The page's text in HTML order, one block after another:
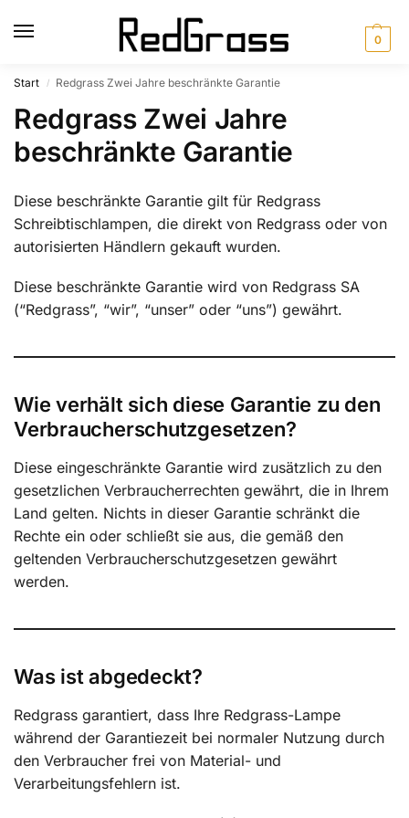
0
Start / Redgrass Zwei Jahre beschränkte Garantie
Redgrass Zwei Jahre
beschränkte Garantie
Diese beschränkte Garantie gilt für Redgrass
Schreibtischlampen, die direkt von Redgrass oder von
autorisierten Händlern gekauft wurden.
Diese beschränkte Garantie wird von Redgrass SA
(“Redgrass”, “wir”, “unser” oder “uns”) gewährt.
Wie verhält sich diese Garantie zu den
Verbraucherschutzgesetzen?
Diese eingeschränkte Garantie wird zusätzlich zu den
gesetzlichen Verbraucherrechten gewährt, die in Ihrem
Land gelten. Nichts in dieser Garantie schränkt die
Rechte ein oder schließt sie aus, die gemäß den
geltenden Verbraucherschutzgesetzen gewährt
werden.
Was ist abgedeckt?
Redgrass garantiert, dass Ihre Redgrass-Lampe
während der Garantiezeit bei normaler Nutzung durch
den Verbraucher frei von Material- und
Verarbeitungsfehlern ist.